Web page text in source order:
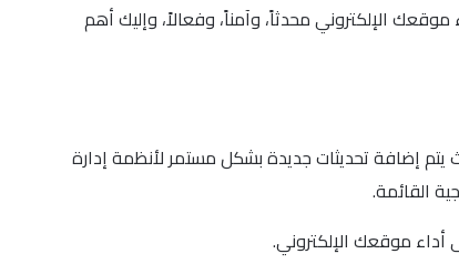
الإلكتروني محدثاً، وآمناً، وفعالاً، وإليك أهم
يتم إضافة تحديثات جديدة بشكل مستمر لأنظمة إدارة
موقعك الإلكتروني.